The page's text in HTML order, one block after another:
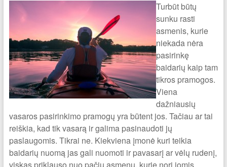
Turbūt būtų
sunku rasti
asmenis, kurie
niekada nėra
pasirinkę
baidarių kaip tam
tikros pramogos.
Viena
dažniausių
vasaros pasirinkimo pramogų yra būtent jos. Tačiau ar tai
reiškia, kad tik vasarą ir galima pasinaudoti jų
paslaugomis. Tikrai ne. Kiekviena įmonė kuri teikia
baidarių nuomą jas gali nuomoti ir pavasarį ar vėlų rudenį,